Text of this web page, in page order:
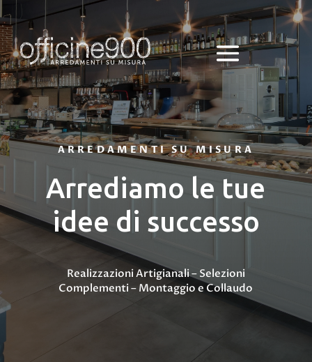
ARREDAMENTI SU MISURA
Arrediamo le tue
idee di successo
Realizzazioni Artigianali – Selezioni
Complementi – Montaggio e Collaudo